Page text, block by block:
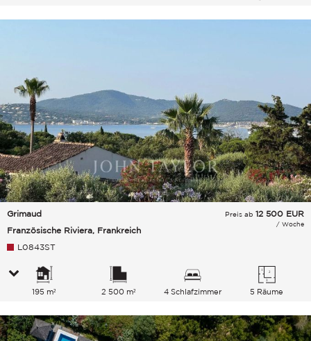
Grimaud
Französische Riviera, Frankreich
Preis ab 12 500 EUR
/ Woche
L0843ST
195 m² 2 500 m² 4 Schlafzimmer 5 Räume